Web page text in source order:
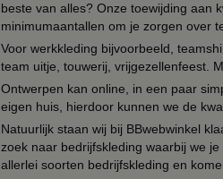
beste van alles? Onze toewijding aan
minimumaantallen om je zorgen over
Voor werkkleding bijvoorbeeld,
team uitje, touwerij, vrijgezellenfeest.
Ontwerpen kan online, in een paar
eigen huis, hierdoor kunnen we de
Natuurlijk staan wij bij BBwebwinkel
zoek naar bedrijfskleding waarbij we
allerlei soorten bedrijfskleding en